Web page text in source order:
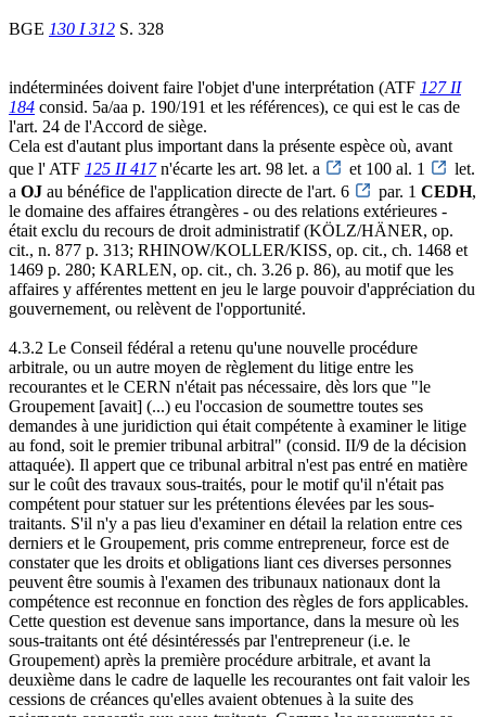
BGE 130 I 312 S. 328
indéterminées doivent faire l'objet d'une interprétation (ATF 127 II
184 consid. 5a/aa p. 190/191 et les références), ce qui est le cas de
l'art. 24 de l'Accord de siège.
Cela est d'autant plus important dans la présente espèce où, avant
que l' ATF 125 II 417n'écarte les art. 98 let. a et 100 al. 1
let.
a OJ au bénéfice de l'application directe de l'art. 6 par. 1 CEDH,
le domaine des affaires étrangères - ou des relations extérieures -
était exclu du recours de droit administratif (KÖLZ/HÄNER, op.
cit., n. 877 p. 313; RHINOW/KOLLER/KISS, op. cit., ch. 1468 et
1469 p. 280; KARLEN, op. cit., ch. 3.26 p. 86), au motif que les
affaires y afférentes mettent en jeu le large pouvoir d'appréciation du
gouvernement, ou relèvent de l'opportunité.
4.3.2 Le Conseil fédéral a retenu qu'une nouvelle procédure
arbitrale, ou un autre moyen de règlement du litige entre les
recourantes et le CERN n'était pas nécessaire, dès lors que "le
Groupement [avait] (...) eu l'occasion de soumettre toutes ses
demandes à une juridiction qui était compétente à examiner le litige
au fond, soit le premier tribunal arbitral" (consid. II/9 de la décision
attaquée). Il appert que ce tribunal arbitral n'est pas entré en matière
sur le coût des travaux sous-traités, pour le motif qu'il n'était pas
compétent pour statuer sur les prétentions élevées par les sous-
traitants. S'il n'y a pas lieu d'examiner en détail la relation entre ces
derniers et le Groupement, pris comme entrepreneur, force est de
constater que les droits et obligations liant ces diverses personnes
peuvent être soumis à l'examen des tribunaux nationaux dont la
compétence est reconnue en fonction des règles de fors applicables.
Cette question est devenue sans importance, dans la mesure où les
sous-traitants ont été désintéressés par l'entrepreneur (i.e. le
Groupement) après la première procédure arbitrale, et avant la
deuxième dans le cadre de laquelle les recourantes ont fait valoir les
cessions de créances qu'elles avaient obtenues à la suite des